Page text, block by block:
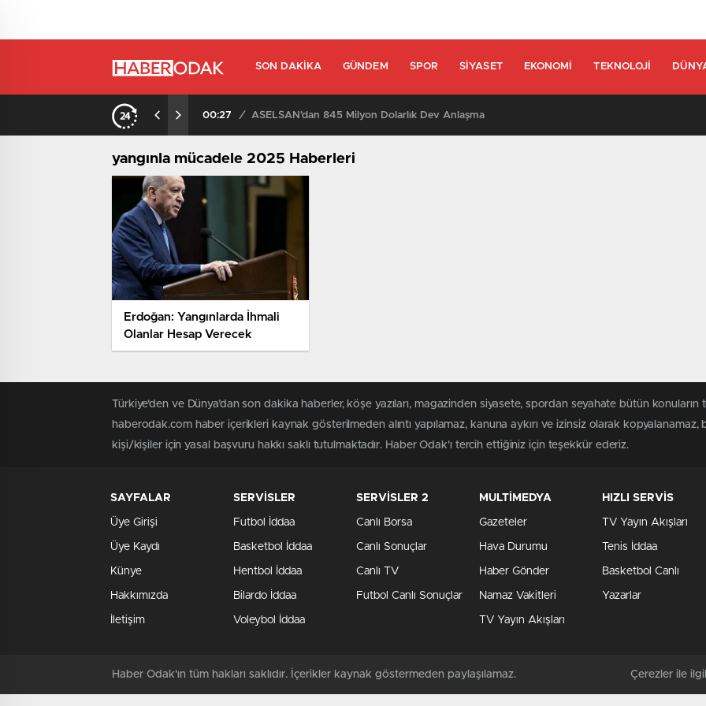
SON DAKIKA GÜNDEM SPOR SIYASET EKONOMI TEKNOLOJI
00:27 / ASELSAN’dan 845 Milyon Dolarlık Dev Anlaşma
yangınla mücadele 2025 Haberleri
Erdoğan: Yangınlarda İhmali
Olanlar Hesap Verecek
Türkiye'den ve Dünya’dan son dakika haberler, köşe yazıları, magazinden siyasete, spordan seyahate bütün
haberodak.com haber içerikleri kaynak gösterilmeden alıntı yapılamaz, kanuna aykırı ve izinsiz olarak kopyalanamaz,
kişi/kişiler için yasal başvuru hakkı saklı tutulmaktadır. Haber Odak'ı tercih ettiğiniz için teşekkür ederiz.
SAYFALAR
Üye Girişi
Üye Kaydı
Künye
Hakkımızda
İletişim
SERVİSLER
Futbol İddaa
Basketbol İddaa
Hentbol İddaa
Bilardo İddaa
Voleybol İddaa
SERVİSLER 2
Canlı Borsa
Canlı Sonuçlar
Canlı TV
Futbol Canlı Sonuçlar
MULTİMEDYA
Gazeteler
Hava Durumu
Haber Gönder
Namaz Vakitleri
TV Yayın Akışları
HIZLI SERVİS
TV Yayın Akışları
Tenis İddaa
Basketbol Canlı
Yazarlar
Haber Odak'ın tüm hakları saklıdır. İçerikler kaynak göstermeden paylaşılamaz. Çerezler ile